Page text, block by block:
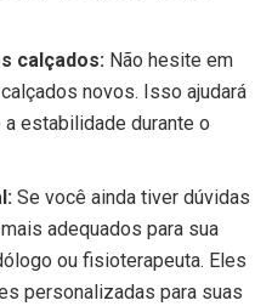
calçados:Não hesite em
novos. Isso ajudará
estabilidade durante o
Se você ainda tiver dúvidas
adequados para sua
ou fisioterapeuta. Eles
personalizadas para suas